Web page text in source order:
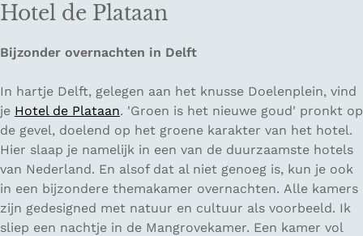
Hotel de Plataan
Bijzonder overnachten in Delft
In hartje Delft, gelegen aan het knusse Doelenplein, vind
je Hotel de Plataan. 'Groen is het nieuwe goud' pronkt op
de gevel, doelend op het groene karakter van het hotel.
Hier slaap je namelijk in een van de duurzaamste hotels
van Nederland. En alsof dat al niet genoeg is, kun je ook
in een bijzondere themakamer overnachten. Alle kamers
zijn gedesigned met natuur en cultuur als voorbeeld. Ik
sliep een nachtje in de Mangrovekamer. Een kamer vol